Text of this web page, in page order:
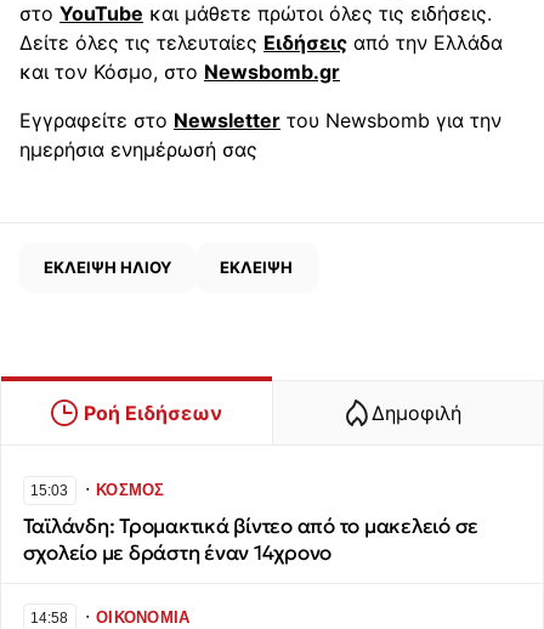
στο YouTube και μάθετε πρώτοι όλες τις ειδήσεις.
Δείτε όλες τις τελευταίες Ειδήσεις από την Ελλάδα
και τον Κόσμο, στο Newsbomb.gr
Εγγραφείτε στο Newsletter του Newsbomb για την
ημερήσια ενημέρωσή σας
ΕΚΛΕΙΨΗ ΗΛΙΟΥ ΕΚΛΕΙΨΗ
Ροή Ειδήσεων Δημοφιλή
15:03 ∙ΚΟΣΜΟΣ
Ταϊλάνδη: Τρομακτικά βίντεο από το μακελειό σε
σχολείο με δράστη έναν 14χρονο
14:58 ∙ΟΙΚΟΝΟΜΙΑ